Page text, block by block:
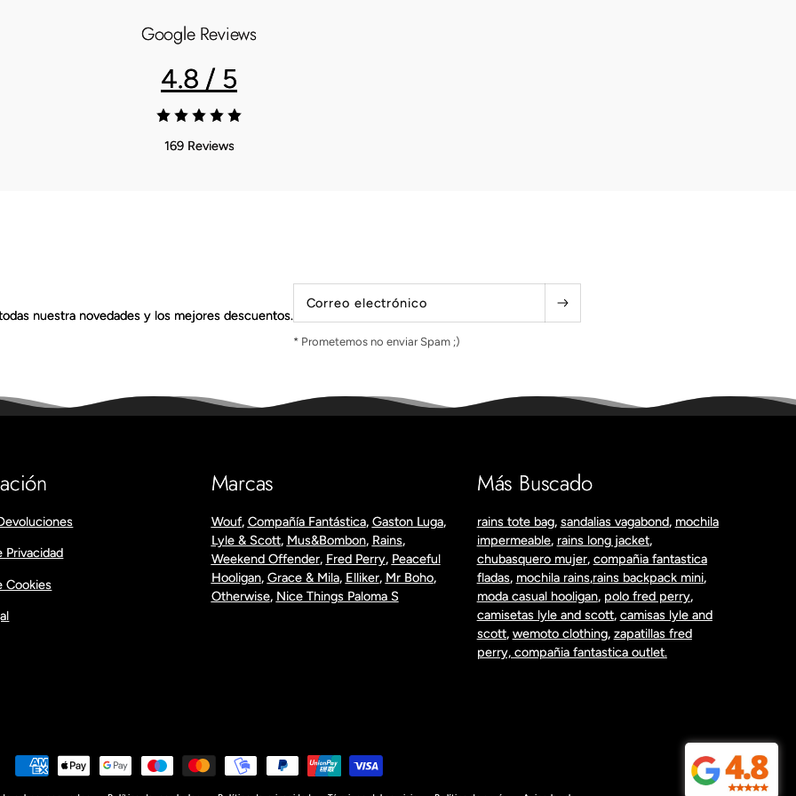
Google Reviews
4.8 / 5
169 Reviews
nuestra novedades y los mejores descuentos.
Correo electrónico
* Prometemos no enviar Spam ;)
Privacidad
Cookies
Marcas
Wouf, Compañía Fantástica, Gaston Luga,
Lyle & Scott, Mus&Bombon, Rains,
Weekend Offender, Fred Perry, Peaceful
Hooligan, Grace & Mila, Elliker, Mr Boho,
Otherwise, Nice Things Paloma S
Más Buscado
rains tote bag, sandalias vagabond, mochila
impermeable, rains long jacket,
chubasquero mujer, compañia fantastica
fladas, mochila rains,rains backpack mini,
moda casual hooligan, polo fred perry,
camisetas lyle and scott, camisas lyle and
scott, wemoto clothing, zapatillas fred
perry, compañia fantastica outlet.
Formas